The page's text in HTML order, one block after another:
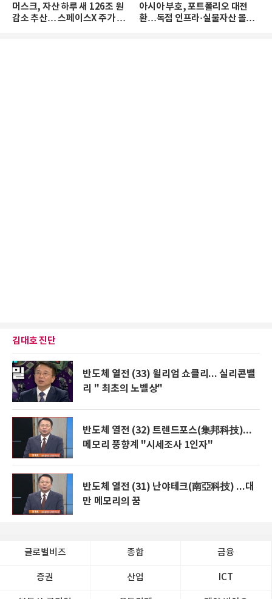
머스크, 자산 하루 새 126조 원
감소 추산… 스페이스X 주가 하
아시아 부호, 포트폴리오 대전
환…독점 인프라·실물자산 몰린
김대호 진단
반도체 열전 (33) 윌리엄 쇼클리... 실리콘밸
리 " 최초의 노벨상"
반도체 열전 (32) 트렌드포스(集邦科技)...
메모리 풍향계 "시세조사 1인자"
반도체 열전 (31) 난야테크(南亞科技) ...대
만 메모리의 꿈
글로벌비즈 종합 금융
증권 산업 ICT